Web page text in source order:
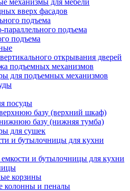
механизмы для мебели
вверх фасадов
подъема
подъема
подъема
открывания дверей
подъемных механизмов
для подъемных механизмов
посуды
базу (верхний шкаф)
базу (нижняя тумба)
для сушек
и бутылочницы для кухни
и бутылочницы для кухни
корзины
колонны и пеналы